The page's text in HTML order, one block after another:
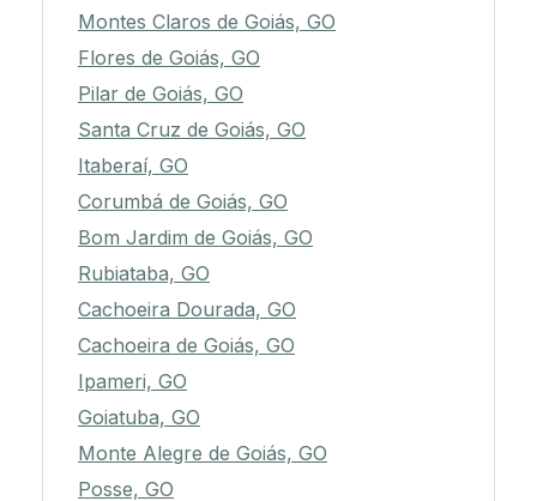
Montes Claros de Goiás, GO
Flores de Goiás, GO
Pilar de Goiás, GO
Santa Cruz de Goiás, GO
Itaberaí, GO
Corumbá de Goiás, GO
Bom Jardim de Goiás, GO
Rubiataba, GO
Cachoeira Dourada, GO
Cachoeira de Goiás, GO
Ipameri, GO
Goiatuba, GO
Monte Alegre de Goiás, GO
Posse, GO